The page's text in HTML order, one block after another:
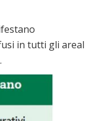
in tutti gli